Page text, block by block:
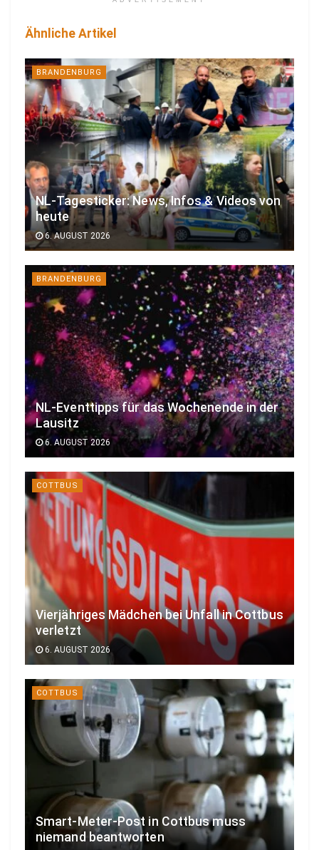
Ähnliche Artikel
BRANDENBURG
NL-Tagesticker: News, Infos & Videos von
heute
6. AUGUST 2026
BRANDENBURG
NL-Eventtipps für das Wochenende in der
Lausitz
6. AUGUST 2026
COTTBUS
Vierjähriges Mädchen bei Unfall in Cottbus
verletzt
6. AUGUST 2026
COTTBUS
Smart-Meter-Post in Cottbus muss
niemand beantworten